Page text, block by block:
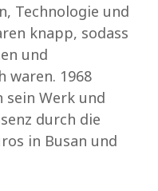
Technologie und
knapp, sodass
und
waren. 1968
Werk und
durch die
in Busan und